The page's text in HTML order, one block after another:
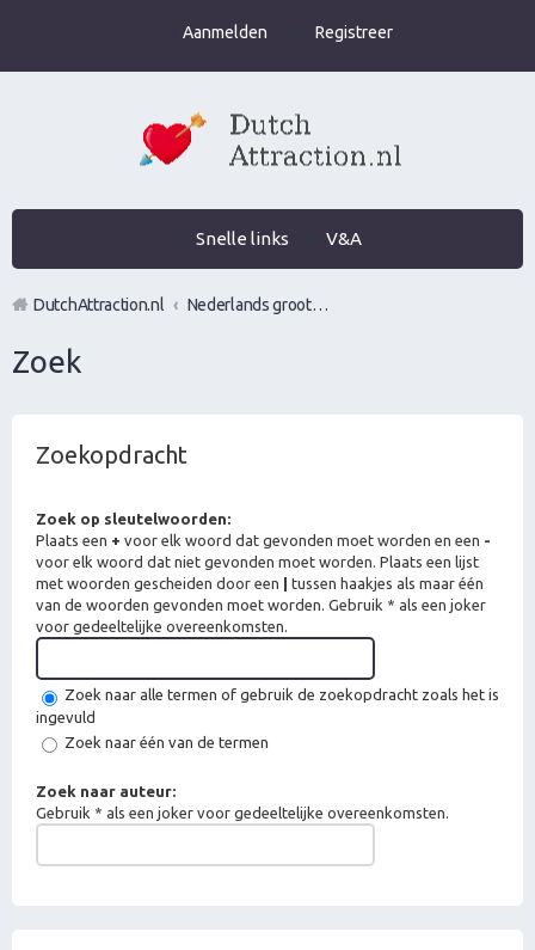
Aanmelden Registreer
Snelle links V&A
DutchAttraction.nl Nederlands grootste Dutch Attraction, Lifestyle, Vrouwen versieren en Pick-Up (PUA) Forum
Zoek
Zoekopdracht
Zoek op sleutelwoorden:
Plaats een + voor elk woord dat gevonden moet worden en een -
voor elk woord dat niet gevonden moet worden. Plaats een lijst
met woorden gescheiden door een
tussen haakjes als maar één
van de woorden gevonden moet worden. Gebruik * als een joker
voor gedeeltelijke overeenkomsten.
Zoek naar alle termen of gebruik de zoekopdracht zoals het is
ingevuld
Zoek naar één van de termen
Zoek naar auteur:
Gebruik * als een joker voor gedeeltelijke overeenkomsten.